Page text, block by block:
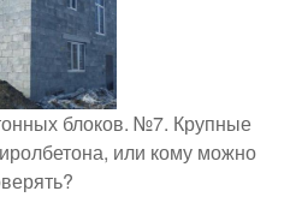
блоков. №7. Крупные
или кому можно